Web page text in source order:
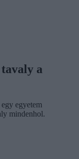
a
egyetem
mindenhol.